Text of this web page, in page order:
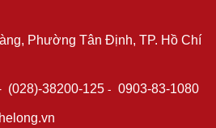
Phường Tân Định, TP. Hồ Chí
(028)-38200-125 - 0903-83-1080